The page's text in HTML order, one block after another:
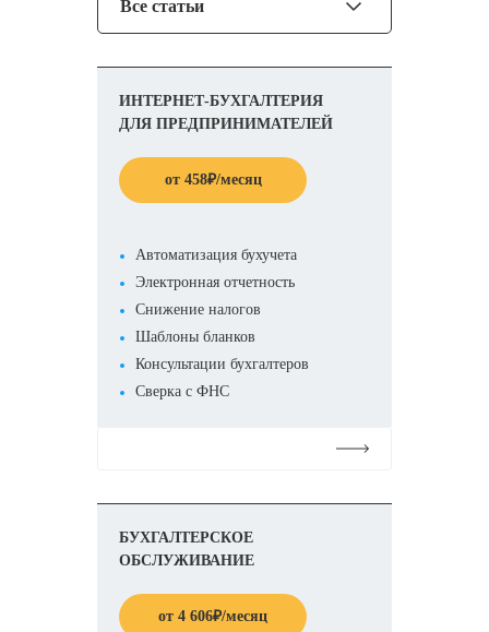
Все статьи
ИНТЕРНЕТ-БУХГАЛТЕРИЯ
ДЛЯ ПРЕДПРИНИМАТЕЛЕЙ
от 458₽/месяц
Автоматизация бухучета
Электронная отчетность
Снижение налогов
Шаблоны бланков
Консультации бухгалтеров
Сверка с ФНС
БУХГАЛТЕРСКОЕ
ОБСЛУЖИВАНИЕ
от 4 606₽/месяц